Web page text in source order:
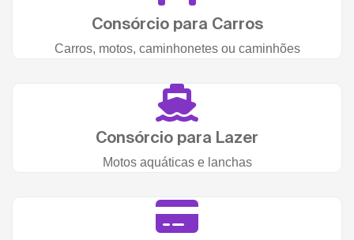
Consórcio para Carros
Carros, motos, caminhonetes ou caminhões
Consórcio para Lazer
Motos aquáticas e lanchas